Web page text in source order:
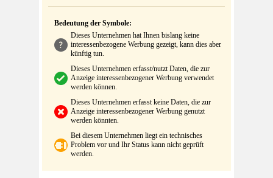
Bedeutung der Symbole:
Dieses Unternehmen hat Ihnen bislang keine
interessenbezogene Werbung gezeigt, kann dies aber
künftig tun.
Dieses Unternehmen erfasst/nutzt Daten, die zur
Anzeige interessenbezogener Werbung verwendet
werden können.
Dieses Unternehmen erfasst keine Daten, die zur
Anzeige interessenbezogener Werbung genutzt
werden könnten.
Bei diesem Unternehmen liegt ein technisches
Problem vor und Ihr Status kann nicht geprüft
werden.